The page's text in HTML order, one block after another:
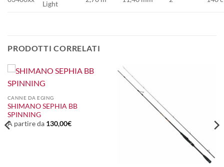
Light
PRODOTTI CORRELATI
CANNE DA EGING
SHIMANO SEPHIA BB
SPINNING
A partire da 130,00€